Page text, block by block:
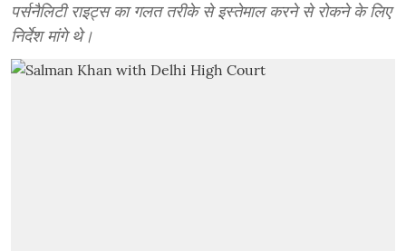
पर्सनैलिटी राइट्स का गलत तरीके से इस्तेमाल करने से रोकने के लिए
निर्देश मांगे थे।